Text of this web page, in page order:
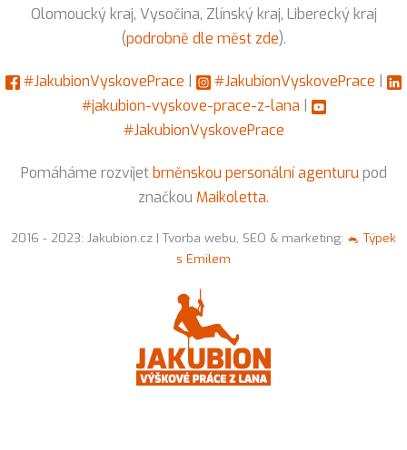
Olomoucký kraj, Vysočina, Zlínský kraj, Liberecký kraj
(podrobně dle měst zde).
#JakubionVyskovePrace #JakubionVyskovePrace
#jakubion-vyskove-prace-z-lana
#JakubionVyskovePrace
Pomáháme rozvíjet brněnskou personální agenturu pod
značkou Maikoletta.
2016 - 2023: Jakubion.cz | Tvorba webu, SEO & marketing: 🐁 Týpek
s Emilem